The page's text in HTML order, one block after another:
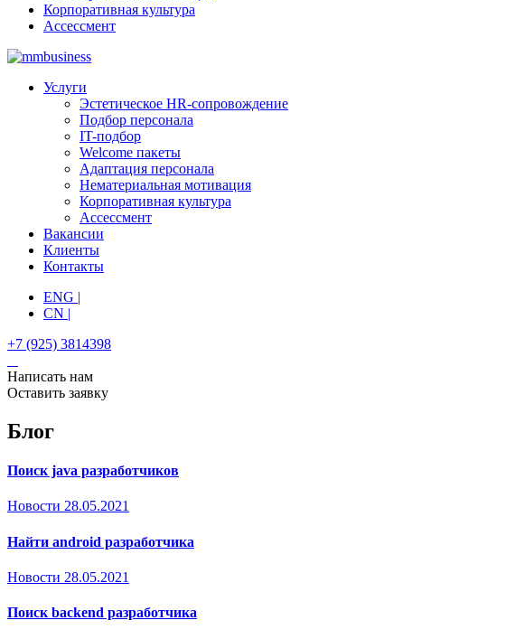
Корпоративная культура
Ассессмент
Услуги
Эстетическое HR-сопровождение
Подбор персонала
IT-подбор
Welcome пакеты
Адаптация персонала
Нематериальная мотивация
Корпоративная культура
Ассессмент
Вакансии
Клиенты
Контакты
ENG |
CN |
+7 (925) 3814398
Написать нам
Оставить заявку
Блог
Поиск java разработчиков
Новости 28.05.2021
Найти android разработчика
Новости 28.05.2021
Поиск backend разработчика